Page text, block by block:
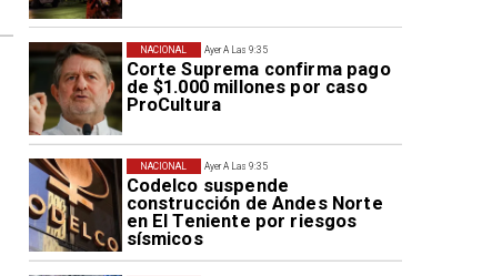
Ayer A Las 9:35
Corte Suprema confirma pago
de $1.000 millones por caso
ProCultura
NACIONAL
Ayer A Las 9:35
Codelco suspende
construcción de Andes Norte
en El Teniente por riesgos
sísmicos
NACIONAL